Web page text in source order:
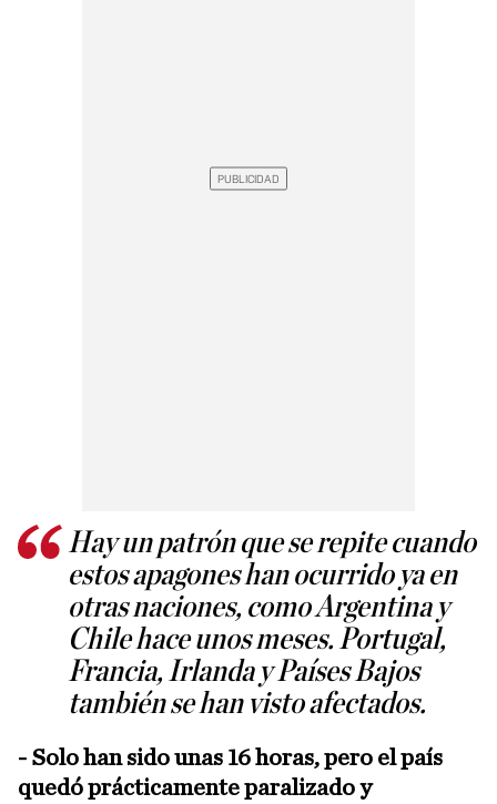
Hay un patrón que se repite cuando
estos apagones han ocurrido ya en
otras naciones, como Argentina y
Chile hace unos meses. Portugal,
Francia, Irlanda y Países Bajos
también se han visto afectados.
- Solo han sido unas 16 horas, pero el país
quedó prácticamente paralizado y